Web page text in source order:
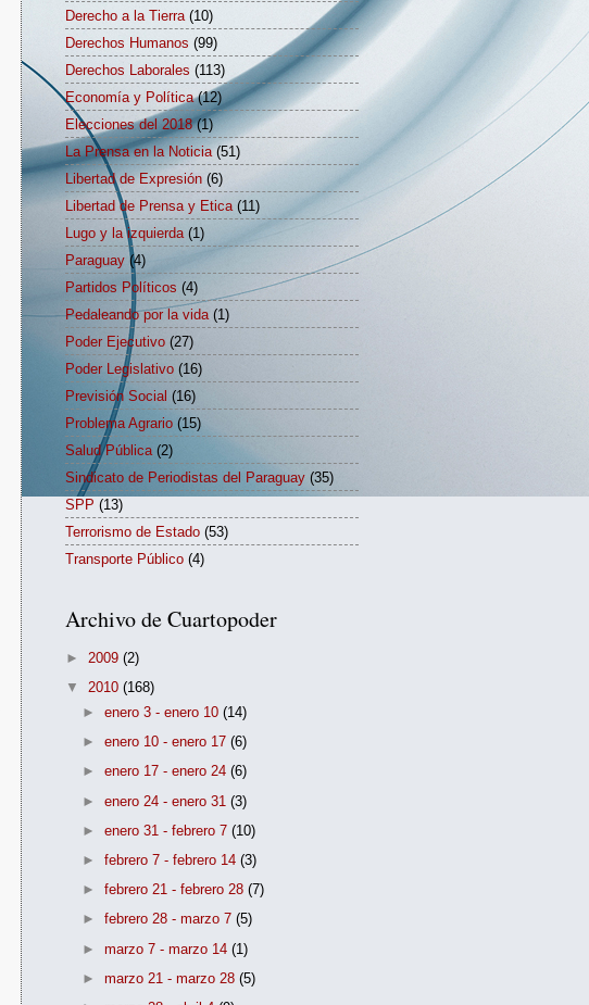
Derecho a la Tierra (10)
Derechos Humanos (99)
Derechos Laborales (113)
Economía y Política (12)
Elecciones del 2018 (1)
La Prensa en la Noticia (51)
Libertad de Expresión (6)
Libertad de Prensa y Etica (11)
Lugo y la izquierda (1)
Paraguay (4)
Partidos Políticos (4)
Pedaleando por la vida (1)
Poder Ejecutivo (27)
Poder Legislativo (16)
Previsión Social (16)
Problema Agrario (15)
Salud Pública (2)
Sindicato de Periodistas del Paraguay (35)
SPP (13)
Terrorismo de Estado (53)
Transporte Público (4)
Archivo de Cuartopoder
► 2009 (2)
▼ 2010 (168)
►enero 3 - enero 10(14)
►enero 10 - enero 17(6)
►enero 17 - enero 24(6)
►enero 24 - enero 31(3)
►enero 31 - febrero 7(10)
►febrero 7 - febrero 14(3)
►febrero 21 - febrero 28(7)
►febrero 28 - marzo 7(5)
►marzo 7 - marzo 14(1)
►marzo 21 - marzo 28(5)